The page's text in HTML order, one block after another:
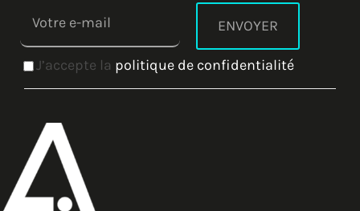
J’accepte la politique de confidentialité